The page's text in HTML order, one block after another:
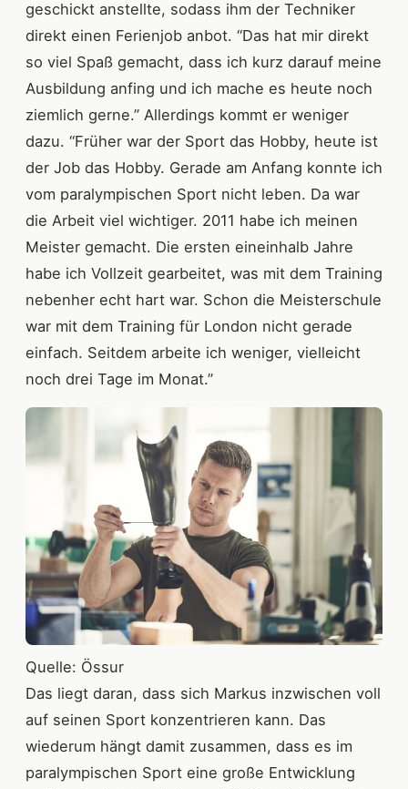
geschickt anstellte, sodass ihm der Techniker
direkt einen Ferienjob anbot. “Das hat mir direkt
so viel Spaß gemacht, dass ich kurz darauf meine
Ausbildung anfing und ich mache es heute noch
ziemlich gerne.” Allerdings kommt er weniger
dazu. “Früher war der Sport das Hobby, heute ist
der Job das Hobby. Gerade am Anfang konnte ich
vom paralympischen Sport nicht leben. Da war
die Arbeit viel wichtiger. 2011 habe ich meinen
Meister gemacht. Die ersten eineinhalb Jahre
habe ich Vollzeit gearbeitet, was mit dem Training
nebenher echt hart war. Schon die Meisterschule
war mit dem Training für London nicht gerade
einfach. Seitdem arbeite ich weniger, vielleicht
noch drei Tage im Monat.”
Quelle: Össur
Das liegt daran, dass sich Markus inzwischen voll
auf seinen Sport konzentrieren kann. Das
wiederum hängt damit zusammen, dass es im
paralympischen Sport eine große Entwicklung